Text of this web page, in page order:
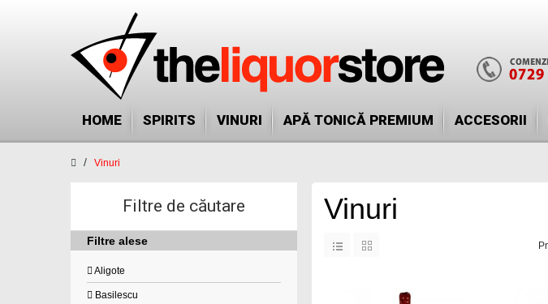
HOME SPIRITS VINURI APĂ TONICĂ PREMIUM ACCESORII
Vinuri
Filtre de căutare
Filtre alese
Aligote
Basilescu
Vinuri